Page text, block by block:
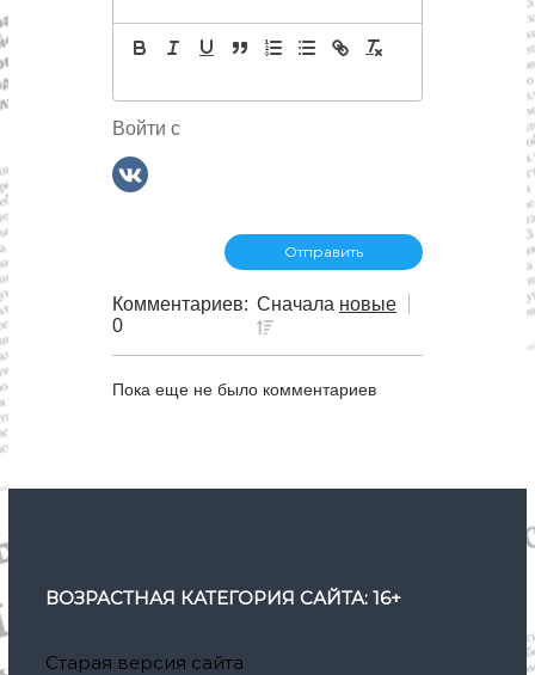
Войти с
Комментариев:
0
Сначала новые
Пока еще не было комментариев
ВОЗРАСТНАЯ КАТЕГОРИЯ САЙТА: 16+
Старая версия сайта